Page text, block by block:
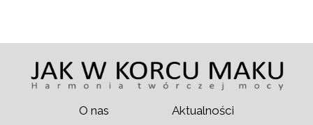
O nas Aktualności